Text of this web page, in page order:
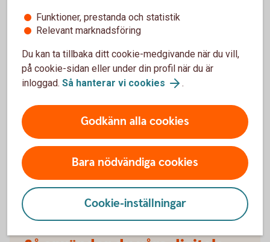
Hjälp att komma igång?
Hjälp att logga in i appen och internetbanken
Ring oss på 0771-97 75 12 för digital support
Funktioner, prestanda och statistik
Relevant marknadsföring
Du kan ta tillbaka ditt cookie-medgivande när du vill,
på cookie-sidan eller under din profil när du är
inloggad. Så hanterar vi cookies .
Godkänn alla cookies
Bara nödvändiga cookies
Cookie-inställningar